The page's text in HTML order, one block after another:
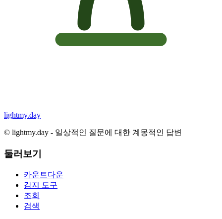
lightmy.day
© lightmy.day - 일상적인 질문에 대한 계몽적인 답변
둘러보기
카운트다운
감지 도구
조회
검색